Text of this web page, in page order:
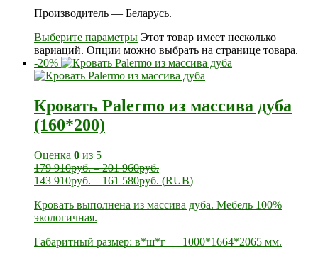
Производитель — Беларусь.
Выберите параметры Этот товар имеет несколько
вариаций. Опции можно выбрать на странице товара.
-20%
Кровать Palermo из массива дуба
(160*200)
Оценка 0 из 5
179 910руб.–201 960руб.
143 910руб. – 161 580руб. (RUB)
Кровать выполнена из массива дуба. Мебель 100%
экологичная.
Габаритный размер: в*ш*г — 1000*1664*2065 мм.